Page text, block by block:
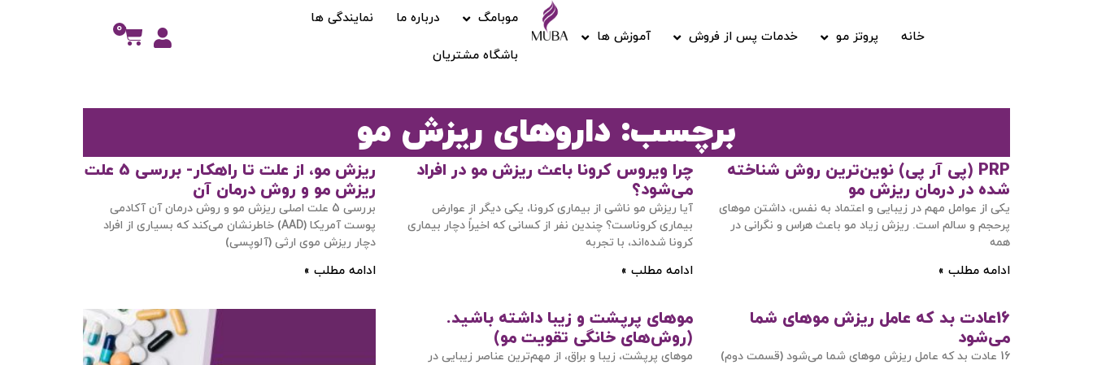
خانه پروتز مو خدمات پس از فروش آموزش ها
موبامگ درباره ما نمایندگی ها
باشگاه مشتریان
0
برچسب: داروهای ریزش مو
PRP (پی آر پی) نوین‌ترین روش شناخته
شده در درمان ریزش مو
یکی از عوامل مهم در زیبایی و اعتماد به نفس، داشتن موهای
پرحجم و سالم است. ریزش زیاد مو باعث هراس و نگرانی در
همه
ادامه مطلب »
چرا ویروس کرونا باعث ریزش مو در افراد
می‌شود؟
آیا ریزش مو ناشی از بیماری کرونا، یکی دیگر از عوارض
بیماری کروناست؟ چندین نفر از کسانی که اخیراً دچار بیماری
کرونا شده‌اند، با تجربه
ادامه مطلب »
ریزش مو، از علت تا راهکار- بررسی 5 علت
ریزش مو و روش درمان آن
بررسی 5 علت اصلی ریزش مو و روش درمان آن آکادمی
پوست آمریکا (AAD) خاطرنشان می‌کند که بسیاری از افراد
دچار ریزش موی ارثی (آلوپسی)
ادامه مطلب »
16عادت بد که عامل ریزش موهای شما
می‌شود
16 عادت بد که عامل ریزش موهای شما می‌شود (قسمت دوم)
موهای پرپشت و زیبا داشته باشید.
(روش‌های خانگی تقویت مو)
موهای پرپشت، زیبا و براق، از مهم‌ترین عناصر زیبایی در